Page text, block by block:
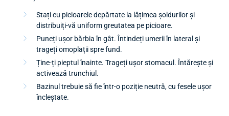
Stați cu picioarele depărtate la lățimea șoldurilor și
distribuiți-vă uniform greutatea pe picioare.
Puneți ușor bărbia în gât. Întindeți umerii în lateral și
trageți omoplații spre fund.
Ține-ți pieptul înainte. Trageți ușor stomacul. Întărește și
activează trunchiul.
Bazinul trebuie să fie într-o poziție neutră, cu fesele ușor
încleștate.